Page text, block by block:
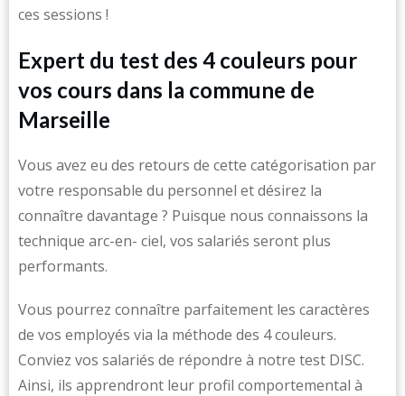
ces sessions !
Expert du test des 4 couleurs pour
vos cours dans la commune de
Marseille
Vous avez eu des retours de cette catégorisation par
votre responsable du personnel et désirez la
connaître davantage ? Puisque nous connaissons la
technique arc-en- ciel, vos salariés seront plus
performants.
Vous pourrez connaître parfaitement les caractères
de vos employés via la méthode des 4 couleurs.
Conviez vos salariés de répondre à notre test DISC.
Ainsi, ils apprendront leur profil comportemental à